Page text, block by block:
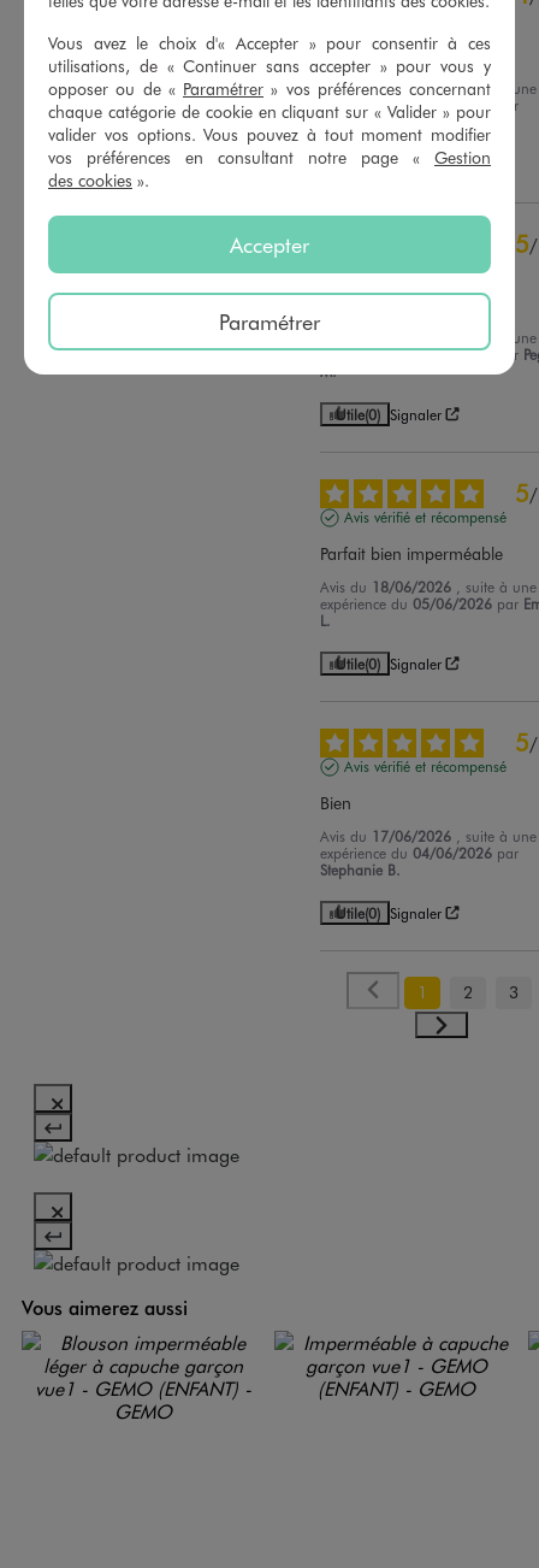
2étoiles
0
1étoile 0
Trier les avis
RAS
Avis du22/07/2026 , suite à une
expérience du 08/07/2026
par
Gaelle F.
Utile(0) Signaler
5/
Avis vérifié et récompensé
, suite à une
expérience du05/06/2026 par
M.
Utile(0) Signaler
5/
Avis vérifié et récompensé
Parfait bien imperméable
Avis du 18/06/2026
, suite à une
expérience du05/06/2026 par
L.
Utile(0) Signaler
5/
Avis vérifié et récompensé
Bien
Avis du 17/06/2026
, suite à une
expérience du04/06/2026 par
Stephanie B.
Utile(0) Signaler
1 2 3
Vous aimerez aussi
Vous avez le choix d'« Accepter » pour consentir à ces
utilisations, de « Continuer sans accepter » pour vous y
opposer ou de « Paramétrer » vos préférences concernant
chaque catégorie de cookie en cliquant sur « Valider » pour
valider vos options. Vous pouvez à tout moment modifier
vos préférences en consultant notre page « Gestion
des cookies ».
Accepter
Paramétrer